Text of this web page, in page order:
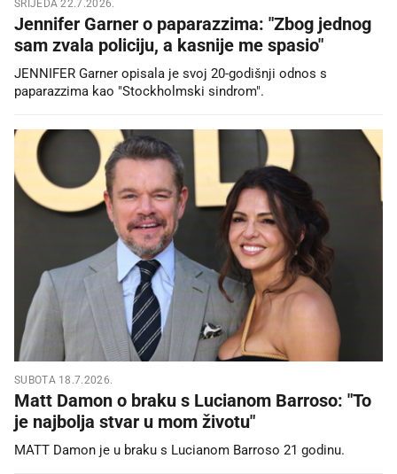
SRIJEDA 22.7.2026.
Jennifer Garner o paparazzima: "Zbog jednog
sam zvala policiju, a kasnije me spasio"
JENNIFER Garner opisala je svoj 20-godišnji odnos s
paparazzima kao "Stockholmski sindrom".
SUBOTA 18.7.2026.
Matt Damon o braku s Lucianom Barroso: "To
je najbolja stvar u mom životu"
MATT Damon je u braku s Lucianom Barroso 21 godinu.